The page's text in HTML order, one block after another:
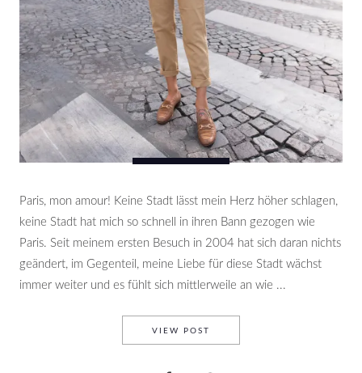
Paris, mon amour! Keine Stadt lässt mein Herz höher schlagen,
keine Stadt hat mich so schnell in ihren Bann gezogen wie
Paris. Seit meinem ersten Besuch in 2004 hat sich daran nichts
geändert, im Gegenteil, meine Liebe für diese Stadt wächst
immer weiter und es fühlt sich mittlerweile an wie ...
VIEW POST